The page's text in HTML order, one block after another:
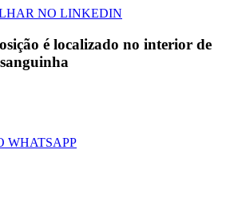
NO LINKEDIN
é localizado no interior de
WHATSAPP